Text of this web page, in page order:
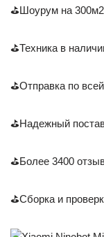
⛳Шоурум на 300м2
⛳Техника в
⛳Отправка по
⛳Надежный
⛳Более 3400
⛳Сборка и